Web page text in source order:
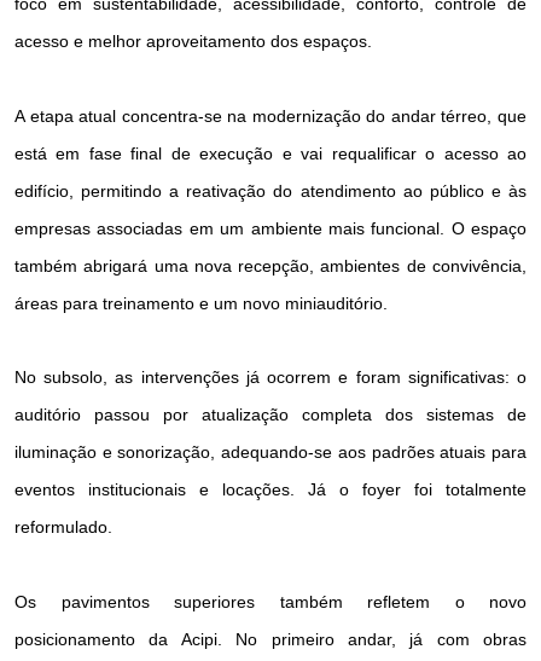
acesso e melhor aproveitamento dos espaços.
A etapa atual concentra-se na modernização do andar térreo, que
está em fase final de execução e vai requalificar o acesso ao
edifício, permitindo a reativação do atendimento ao público e às
empresas associadas em um ambiente mais funcional. O espaço
também abrigará uma nova recepção, ambientes de convivência,
áreas para treinamento e um novo miniauditório.
No subsolo, as intervenções já ocorrem e foram significativas: o
auditório passou por atualização completa dos sistemas de
iluminação e sonorização, adequando-se aos padrões atuais para
eventos institucionais e locações. Já o foyer foi totalmente
reformulado.
Os pavimentos superiores também refletem o novo
posicionamento da Acipi. No primeiro andar, já com obras